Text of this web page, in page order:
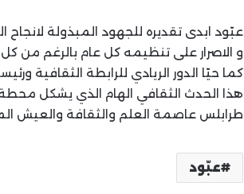
عبّود ابدى تقديره للجهود المبذولة لانجاح
و الاصرار على تنظيمه كل عام بالرغم من
كما حيّا الدور الريادي للرابطة الثقافية
هذا الحدث الثقافي الهام الذي يشكل
طرابلس عاصمة العلم والثقافة والعيش
عبّود